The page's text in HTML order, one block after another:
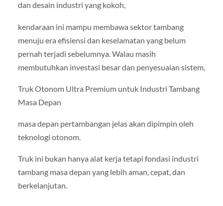
dan desain industri yang kokoh,
kendaraan ini mampu membawa sektor tambang
menuju era efisiensi dan keselamatan yang belum
pernah terjadi sebelumnya. Walau masih
membutuhkan investasi besar dan penyesuaian sistem,
Truk Otonom Ultra Premium untuk Industri Tambang
Masa Depan
masa depan pertambangan jelas akan dipimpin oleh
teknologi otonom.
Truk ini bukan hanya alat kerja tetapi fondasi industri
tambang masa depan yang lebih aman, cepat, dan
berkelanjutan.